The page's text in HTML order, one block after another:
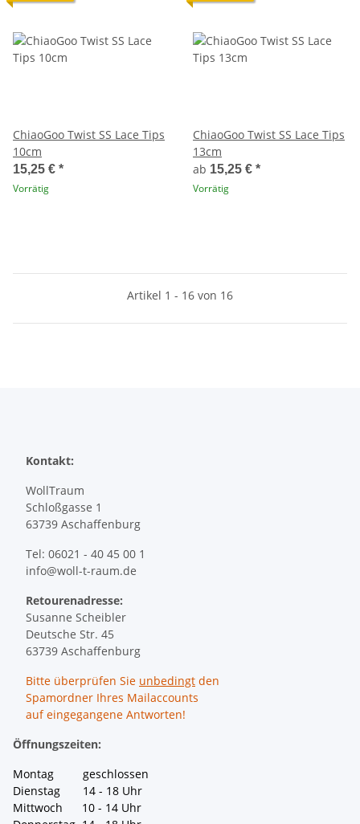
ChiaoGoo Twist SS Lace Tips
10cm
15,25 € *
Vorrätig
ChiaoGoo Twist SS Lace Tips
13cm
ab 15,25 € *
Vorrätig
Artikel 1 - 16 von 16
Kontakt:
WollTraum
Schloßgasse 1
63739 Aschaffenburg
Tel: 06021 - 40 45 00 1
info@woll-t-raum.de
Retourenadresse:
Susanne Scheibler
Deutsche Str. 45
63739 Aschaffenburg
Bitte überprüfen Sie unbedingt den
Spamordner Ihres Mailaccounts
auf eingegangene Antworten!
Öffnungszeiten:
Montag geschlossen
Dienstag 14 - 18 Uhr
Mittwoch 10 - 14 Uhr